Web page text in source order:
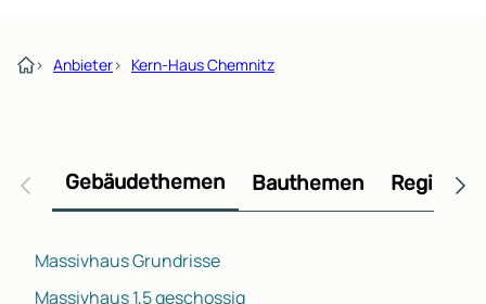
› Anbieter› Kern-Haus Chemnitz
Gebäudethemen Bauthemen
Massivhaus Grundrisse
Massivhaus 1,5 geschossig